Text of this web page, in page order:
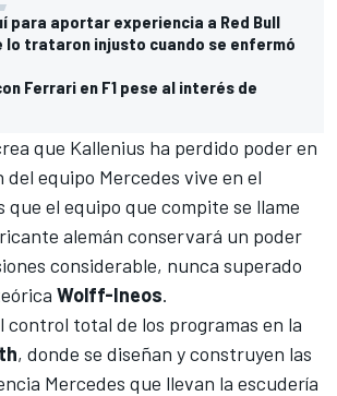
para aportar experiencia a Red Bull
lo trataron injusto cuando se enfermó
Ferrari en F1 pese al interés de
que Kallenius ha perdido poder en
del equipo Mercedes vive en el
que el equipo que compite se llame
alemán conservará un poder
considerable, nunca superado
Wolff-Ineos.
control total de los programas en la
, donde se diseñan y construyen las
Mercedes que llevan la escudería